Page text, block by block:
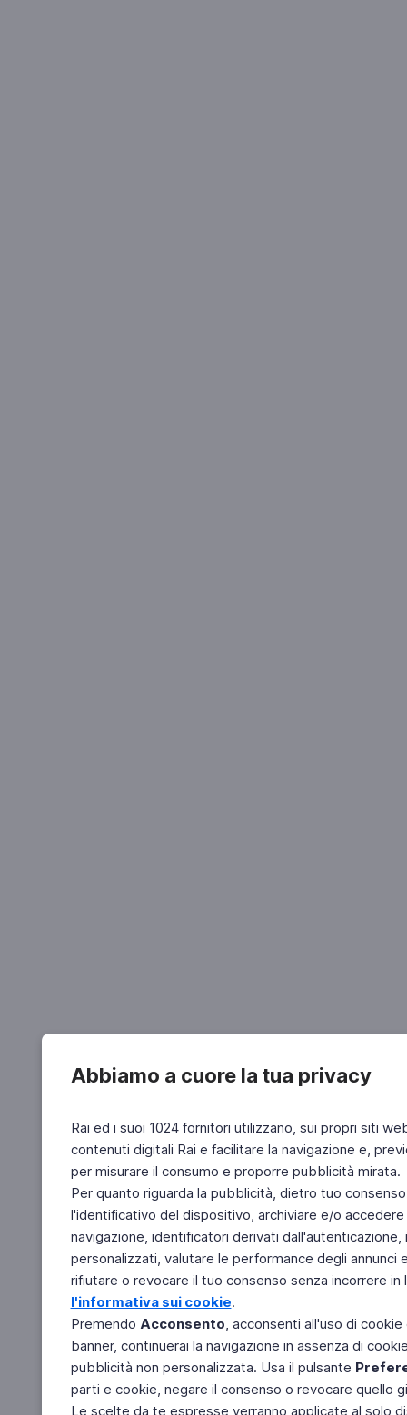
Abbiamo a cuore la tua privacy
Rai ed i suoi 1024 fornitori utilizzano, sui propri siti
contenuti digitali Rai e facilitare la navigazione e,
per misurare il consumo e proporre pubblicità mirata.
Per quanto riguarda la pubblicità, dietro tuo
l'identificativo del dispositivo, archiviare e/o
navigazione, identificatori derivati
personalizzati, valutare le performance degli
rifiutare o revocare il tuo consenso senza incorrere
l'informativa sui cookie.
Premendo Acconsento, acconsenti all'uso di
banner, continuerai la navigazione in assenza di
pubblicità non personalizzata. Usa il pulsante
parti e cookie, negare il consenso o revocare quello
Le scelte da te espresse verranno applicate al solo